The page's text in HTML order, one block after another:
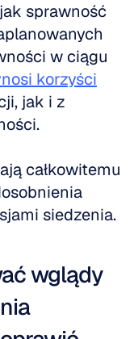
sprawność
w ciągu
korzyści
jak i z
całkowitemu
siedzenia.
wglądy